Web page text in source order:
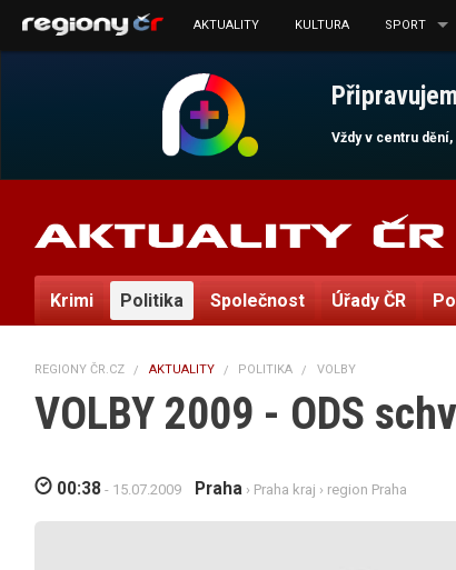
Vždy v centru
AKTUALITY KULTURA SPORT
Krimi Politika Společnost Úřady ČR
REGIONY ČR.CZ AKTUALITY POLITIKA VOLBY
VOLBY 2009 - ODS
00:38 - 15.07.2009 Praha › Praha kraj › region Praha